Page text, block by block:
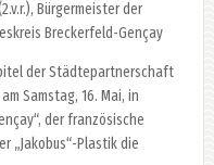
Bürgermeister der
Breckerfeld-Gençay
der Städtepartnerschaft
Samstag, 16. Mai, in
der französische
„Jakobus“-Plastik die